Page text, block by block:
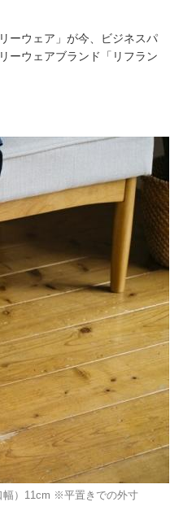
ーウェア」が今、ビジネスパ
ーウェアブランド「リフラン
幅）11cm ※平置きでの外寸